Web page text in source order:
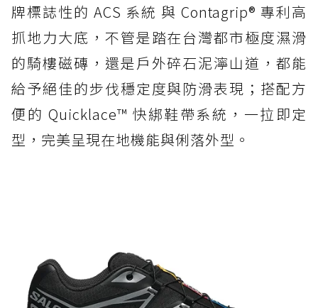
牌標誌性的 ACS 系統 與 Contagrip® 專利高
抓地力大底，不管是踏在台灣都市極度濕滑
的騎樓磁磚，還是戶外碎石泥濘山道，都能
給予絕佳的步伐穩定度與防滑表現；搭配方
便的 Quicklace™ 快綁鞋帶系統，一拉即定
型，完美呈現在地機能與俐落外型。